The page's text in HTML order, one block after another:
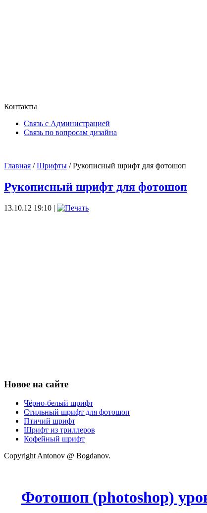
Контакты
Связь с Администрацией
Связь по вопросам дизайна
Главная /Шрифты / Рукописный шрифт для фотошоп
Рукописный шрифт для фотошоп
13.10.12 19:10 |
Новое на сайте
Чёрно-белый шрифт
Стильный шрифт для фотошоп
Птичий шрифт
Шрифт из триллеров
Кофейный шрифт
Copyright Antonov @ Bogdanov.
Фотошоп (photoshop)